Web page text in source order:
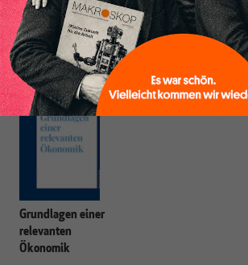
Honorarprofessor an der Universität Hamburg,
UNCTAD und Staatssekretär im BMF. Seine
die Globalisierung, die Theorie der
Geld- und Währungstheorie.
Grundlagen einer
relevanten
Ökonomik